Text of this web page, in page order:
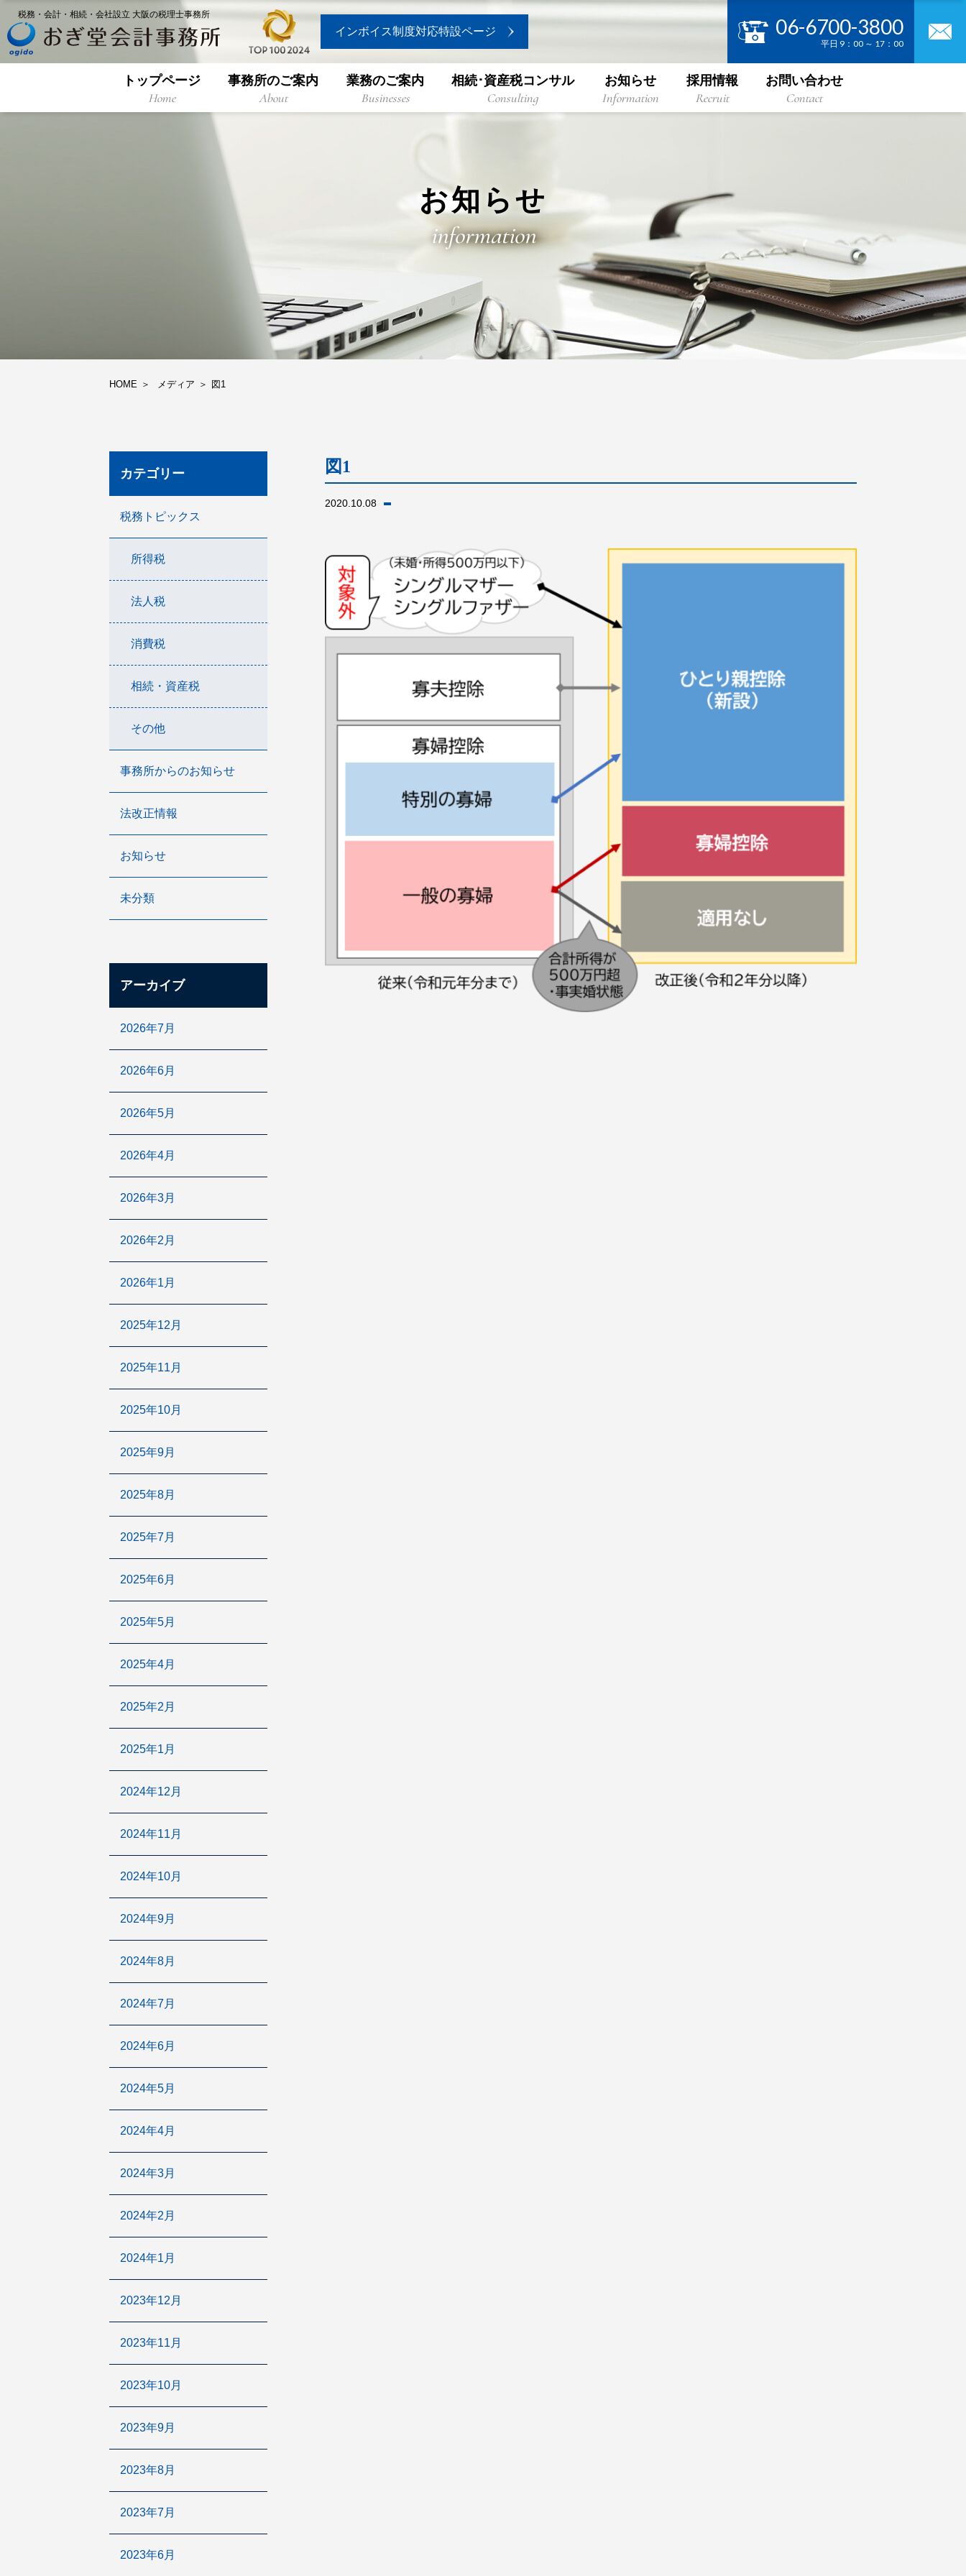
税務・会計・相続・会社設立 大阪の税理士事務所
インボイス制度対応特設ページ 06-6700-3800
平日 9：00 ～ 17：00
トップページ
Home
事務所のご案内
About
業務のご案内
Businesses
相続･資産税コンサル
Consulting
お知らせ
Information
採用情報
Recruit
お問い合わせ
Contact
お知らせ
information
HOME メディア 図1
図1
2020.10.08
カテゴリー
税務トピックス
所得税
法人税
消費税
相続・資産税
その他
事務所からのお知らせ
法改正情報
お知らせ
未分類
アーカイブ
2026年7月
2026年6月
2026年5月
2026年4月
2026年3月
2026年2月
2026年1月
2025年12月
2025年11月
2025年10月
2025年9月
2025年8月
2025年7月
2025年6月
2025年5月
2025年4月
2025年2月
2025年1月
2024年12月
2024年11月
2024年10月
2024年9月
2024年8月
2024年7月
2024年6月
2024年5月
2024年4月
2024年3月
2024年2月
2024年1月
2023年12月
2023年11月
2023年10月
2023年9月
2023年8月
2023年7月
2023年6月